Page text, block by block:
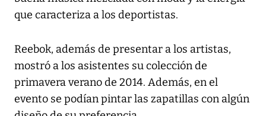
que caracteriza a los deportistas.
Reebok, además de presentar a los artistas,
mostró a los asistentes su colección de
primavera verano de 2014. Además, en el
evento se podían pintar las zapatillas con algún